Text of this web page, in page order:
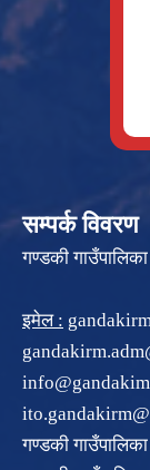
सम्पर्क विवरण
गण्डकी
इमेल :
गण्डकी